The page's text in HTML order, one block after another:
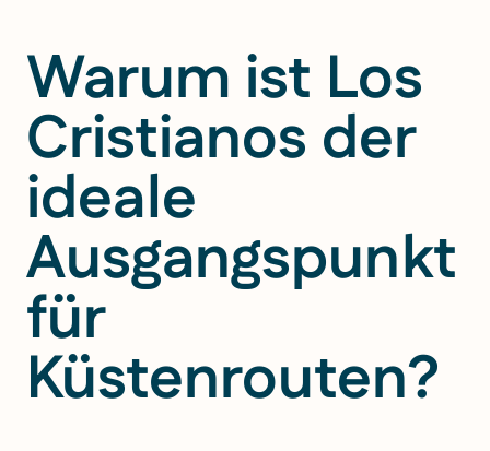
Warum ist Los
Cristianos der
ideale
Ausgangspunkt
für
Küstenrouten?